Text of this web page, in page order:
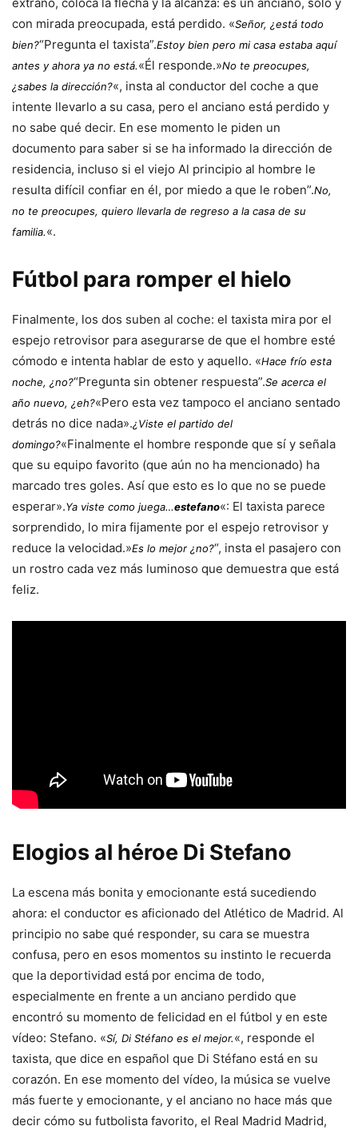
con mirada preocupada, está perdido. «Señor, ¿está todo
bien?“Pregunta el taxista”.Estoy bien pero mi casa estaba aquí
antes y ahora ya no está.«Él responde.»No te preocupes,
¿sabes la dirección?«, insta al conductor del coche a que
intente llevarlo a su casa, pero el anciano está perdido y
no sabe qué decir. En ese momento le piden un
documento para saber si se ha informado la dirección de
residencia, incluso si el viejo Al principio al hombre le
resulta difícil confiar en él, por miedo a que le roben”.No,
no te preocupes, quiero llevarla de regreso a la casa de su
familia.«.
Fútbol para romper el hielo
Finalmente, los dos suben al coche: el taxista mira por el
espejo retrovisor para asegurarse de que el hombre esté
cómodo e intenta hablar de esto y aquello. «Hace frío esta
noche, ¿no?“Pregunta sin obtener respuesta”.Se acerca el
año nuevo, ¿eh?«Pero esta vez tampoco el anciano sentado
detrás no dice nada».¿Viste el partido del
domingo?«Finalmente el hombre responde que sí y señala
que su equipo favorito (que aún no ha mencionado) ha
marcado tres goles. Así que esto es lo que no se puede
esperar».Ya viste como juega…estefano«: El taxista parece
sorprendido, lo mira fijamente por el espejo retrovisor y
reduce la velocidad.»Es lo mejor ¿no?“, insta el pasajero con
un rostro cada vez más luminoso que demuestra que está
feliz.
Elogios al héroe Di Stefano
La escena más bonita y emocionante está sucediendo
ahora: el conductor es aficionado del Atlético de Madrid. Al
principio no sabe qué responder, su cara se muestra
confusa, pero en esos momentos su instinto le recuerda
que la deportividad está por encima de todo,
especialmente en frente a un anciano perdido que
encontró su momento de felicidad en el fútbol y en este
vídeo: Stefano. «Sí, Di Stéfano es el mejor.«, responde el
taxista, que dice en español que Di Stéfano está en su
corazón. En ese momento del vídeo, la música se vuelve
más fuerte y emocionante, y el anciano no hace más que
decir cómo su futbolista favorito, el Real Madrid Madrid,